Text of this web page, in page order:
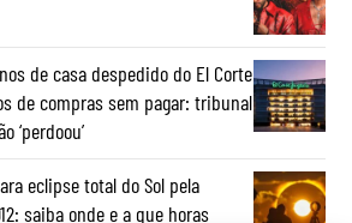
de casa despedido do El Corte
de compras sem pagar: tribunal
‘perdoou’
eclipse total do Sol pela
saiba onde e a que horas